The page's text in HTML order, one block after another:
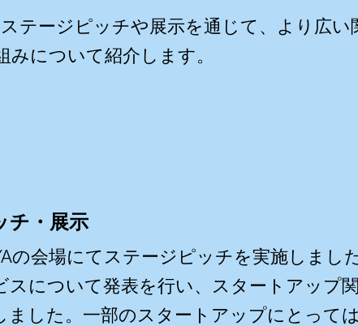
ステージピッチや展示を通じて、より広
みについて紹介します。
チ・展示
の会場にてステージピッチを実施しまし
スについて発表を行い、スタートアップ
ました。一部のスタートアップにとって